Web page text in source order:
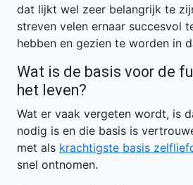
dat lijkt wel zeer belangrijk te
streven velen ernaar succesvol
hebben en gezien te worden in
Wat is de basis voor de
het leven?
Wat er vaak vergeten wordt, is
nodig is en die basis is
met als krachtigste basis
snel ontnomen.